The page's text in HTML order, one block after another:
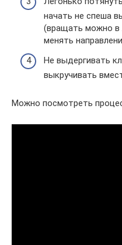
начать не спеша
(вращать можно в
менять
Не выдергивать
выкручивать
Можно посмотреть